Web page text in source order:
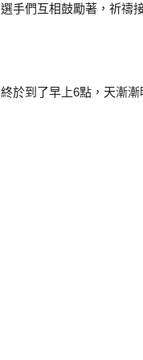
選手們互相鼓勵著，祈禱
終於到了早上6點，天漸